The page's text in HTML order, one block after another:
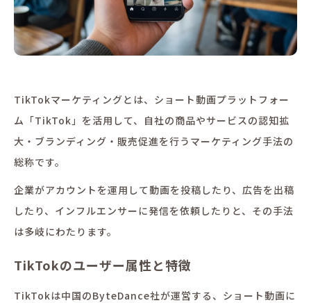
TikTokマーケティングとは、ショート動画プラットフォー
ム「TikTok」を活用して、自社の商品やサービスの認知拡
大・ブランディング・販売促進を行うマーケティング手法の
総称です。
企業がアカウントを運用して動画を投稿したり、広告を出稿
したり、インフルエンサーに発信を依頼したりと、その手法
は多岐にわたります。
TikTokのユーザー属性と特徴
TikTokは中国のByteDance社が運営する、ショート動画に